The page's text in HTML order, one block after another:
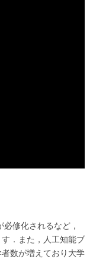
修化されるなど，
．また，人工知能ブ
数が増えており大学